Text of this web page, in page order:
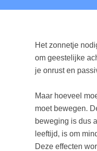
Het zonnetje
om geestelijke
je onrust en
Maar hoeveel
moet bewegen.
beweging is dus
leeftijd, is om
Deze effecten